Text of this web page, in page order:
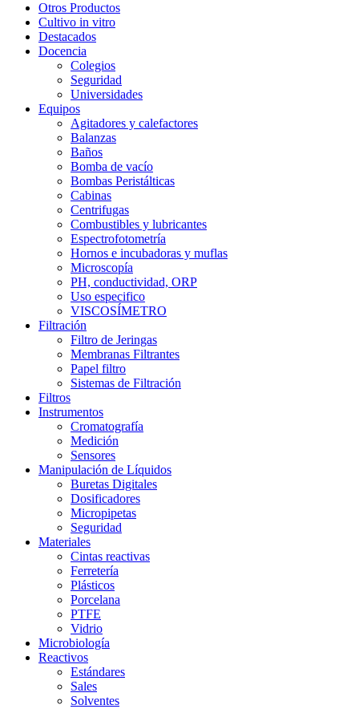
Otros Productos
Cultivo in vitro
Destacados
Docencia
Colegios
Seguridad
Universidades
Equipos
Agitadores y calefactores
Balanzas
Baños
Bomba de vacío
Bombas Peristálticas
Cabinas
Centrifugas
Combustibles y lubricantes
Espectrofotometría
Hornos e incubadoras y muflas
Microscopía
PH, conductividad, ORP
Uso especifico
VISCOSÍMETRO
Filtración
Filtro de Jeringas
Membranas Filtrantes
Papel filtro
Sistemas de Filtración
Filtros
Instrumentos
Cromatografía
Medición
Sensores
Manipulación de Líquidos
Buretas Digitales
Dosificadores
Micropipetas
Seguridad
Materiales
Cintas reactivas
Ferretería
Plásticos
Porcelana
PTFE
Vidrio
Microbiología
Reactivos
Estándares
Sales
Solventes